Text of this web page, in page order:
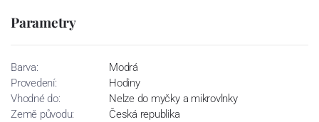
Parametry
Barva:
Modrá
Provedení:
Hodiny
Vhodné do:
Nelze do myčky a mikrovlnky
Země původu:
Česká republika